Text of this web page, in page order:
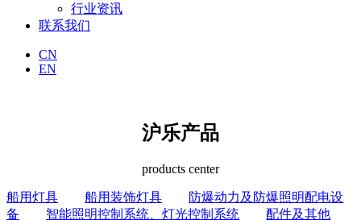
行业资讯
联系我们
CN
EN
沪乐产品
products center
船用灯具 船用装饰灯具
防爆动力及防爆照明配电设
备
智能照明控制系统、灯光控制系统
配件及其他